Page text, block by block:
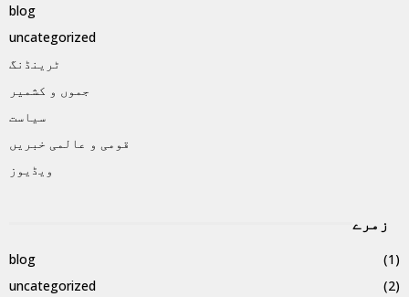
blog
uncategorized
ٹرینڈنگ
جموں و کشمیر
سیاست
قومی و عالمی خبریں
ویڈیوز
زمرے
blog
(1)
uncategorized
(2)